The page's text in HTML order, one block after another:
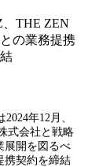
THE ZEN
の業務提携
年12月、
式会社と戦略
展開を図るべ
携契約を締結